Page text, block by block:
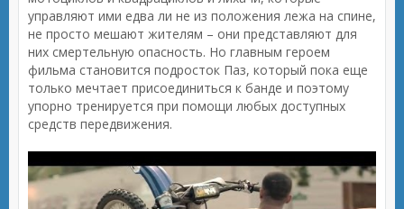
управляют ими едва ли не из положения лежа на спине,
не просто мешают жителям – они представляют для
них смертельную опасность. Но главным героем
фильма становится подросток Паз, который пока еще
только мечтает присоединиться к банде и поэтому
упорно тренируется при помощи любых доступных
средств передвижения.